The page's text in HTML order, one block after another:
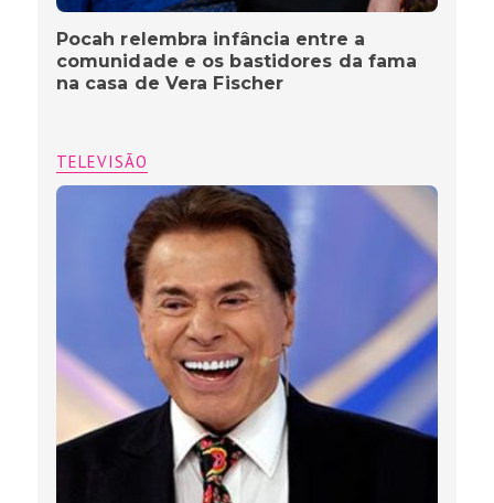
Pocah relembra infância entre a
comunidade e os bastidores da fama
na casa de Vera Fischer
TELEVISÃO